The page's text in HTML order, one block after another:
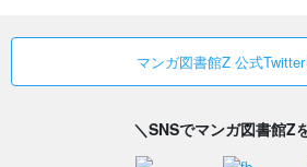
マンガ図書館Z 公式
＼SNSでマンガ図書館Z